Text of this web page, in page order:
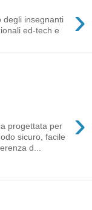
›
degli insegnanti
ed-tech e
›
progettata per
sicuro, facile
d...